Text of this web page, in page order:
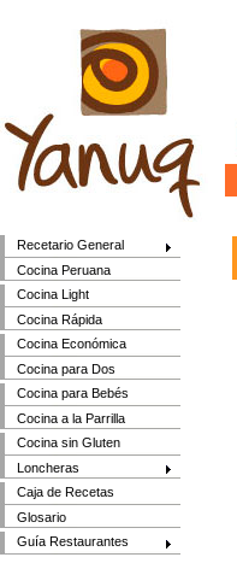
Recetario General
Cocina Peruana
Cocina Light
Cocina Rápida
Cocina Económica
Cocina para Dos
Cocina para Bebés
Cocina a la Parrilla
Cocina sin Gluten
Loncheras
Caja de Recetas
Glosario
Guía Restaurantes